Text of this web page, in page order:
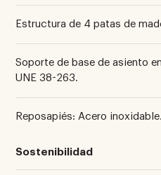
Estructura de 4 patas de
Soporte de base de asiento
UNE 38-263.
Reposapiés: Acero inoxidable.
Sostenibilidad